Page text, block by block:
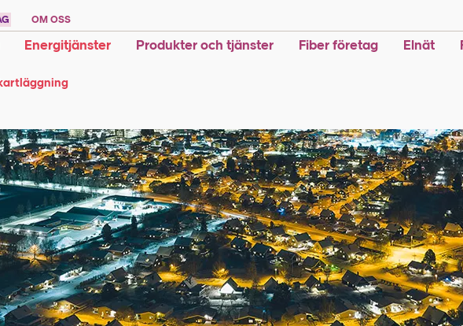
OM OSS
Energitjänster Produkter och tjänster Fiber företag Elnät